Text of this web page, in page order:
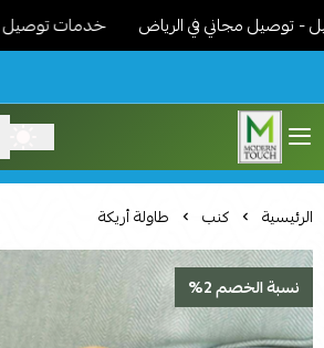
مجاني في الرياض خدمات توصيل
اثاث مودرن لمسة عصرية
الرئيسية كنب طاولة أريكة
نسبة الخصم 2%